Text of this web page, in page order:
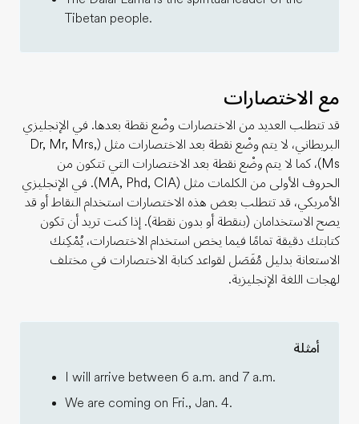
Tibetan people.
مع الاختصارات
قد تتطلب العديد من الاختصارات وضْع نقطة بعدها. في الإنجليزي
البريطاني، لا يتم وضْع نقطة بعد الاختصارات مثل (Dr, Mr, Mrs,
Ms)، كما لا يتم وضْع نقطة بعد الاختصارات التي تتكون من
الحروف الأولى من الكلمات مثل (MA, Phd, CIA). في الإنجليزي
الأمريكي، قد تتطلب بعض هذه الاختصارات استخدام النقاط أو قد
يصح الاستخدامان (بنقطة أو بدون نقطة). إذا كنت تريد أن تكون
كتابتك دقيقة تمامًا فيما يخص استخدام الاختصارات، يُمْكِنك
الاستعانة بدليل مُفَصَل لقواعد كتابة الاختصارات في مختلف
لهجات اللغة الإنجليزية.
أمثلة
I will arrive between 6 a.m. and 7 a.m.
We are coming on Fri., Jan. 4.